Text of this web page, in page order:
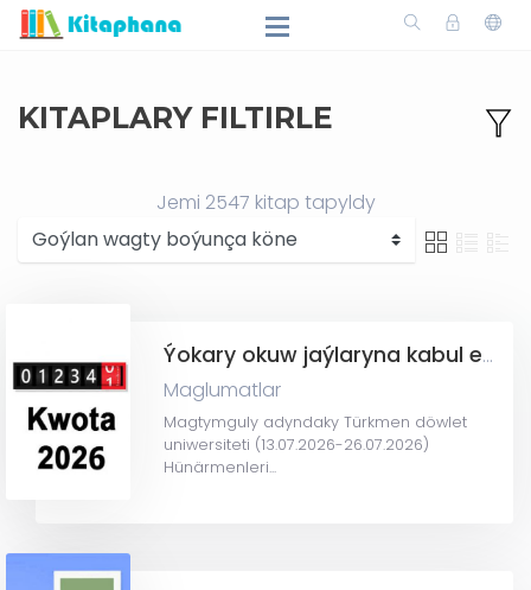
Jemi 2547 kitap tapyldy
Ýokary okuw jaýlaryna kabul edilmeli talyp sany we Resminama tabşyran dalaşgär sany-kwota(2026)
Maglumatlar
Magtymguly adyndaky Türkmen döwlet
uniwersiteti (13.07.2026-26.07.2026)
Hünärmenleri...
KITAPLARY FILTIRLE